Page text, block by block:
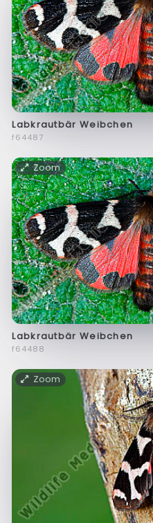
Labkrautbär Weibchen
f64487
Zoom
Labkrautbär Weibchen
f64488
Zoom